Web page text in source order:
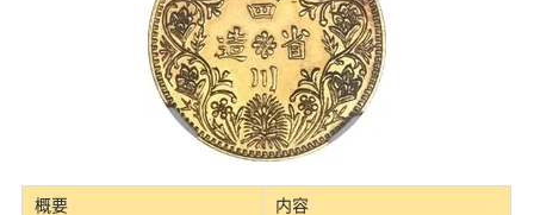
概要 内容